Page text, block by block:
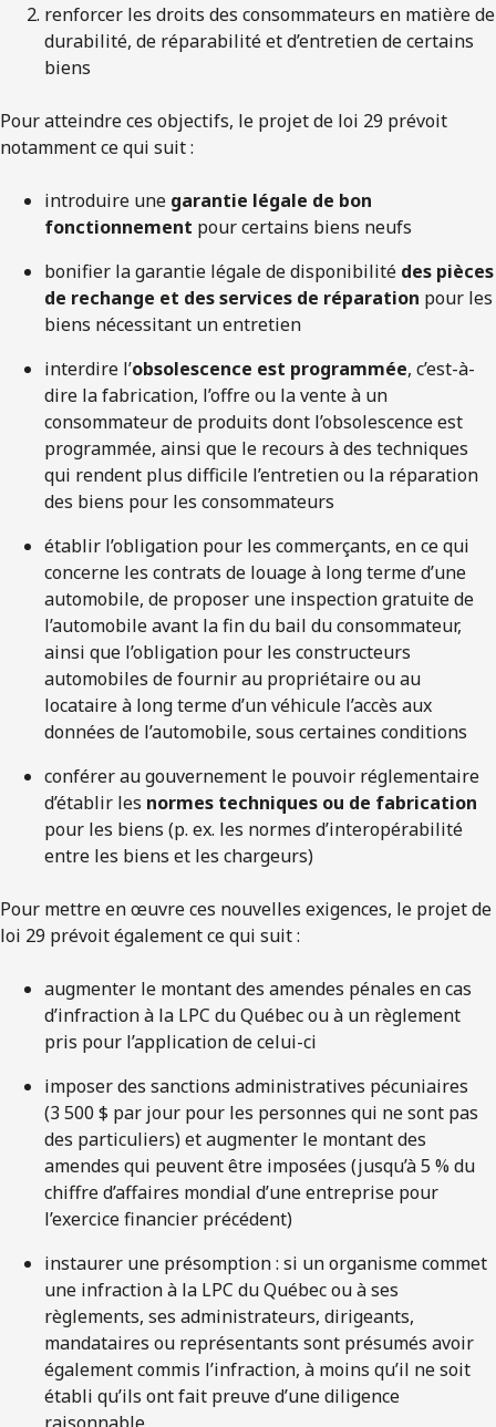
renforcer les droits des consommateurs en matière de
durabilité, de réparabilité et d’entretien de certains
biens
Pour atteindre ces objectifs, le projet de loi 29 prévoit
notamment ce qui suit :
introduire une garantie légale de bon
fonctionnement pour certains biens neufs
bonifier la garantie légale de disponibilité des pièces
de rechange et des services de réparation pour les
biens nécessitant un entretien
interdire l’obsolescence est programmée, c’est-à-
dire la fabrication, l’offre ou la vente à un
consommateur de produits dont l’obsolescence est
programmée, ainsi que le recours à des techniques
qui rendent plus difficile l’entretien ou la réparation
des biens pour les consommateurs
établir l’obligation pour les commerçants, en ce qui
concerne les contrats de louage à long terme d’une
automobile, de proposer une inspection gratuite de
l’automobile avant la fin du bail du consommateur,
ainsi que l’obligation pour les constructeurs
automobiles de fournir au propriétaire ou au
locataire à long terme d’un véhicule l’accès aux
données de l’automobile, sous certaines conditions
conférer au gouvernement le pouvoir réglementaire
d’établir les normes techniques ou de fabrication
pour les biens (p. ex. les normes d’interopérabilité
entre les biens et les chargeurs)
Pour mettre en œuvre ces nouvelles exigences, le projet de
loi 29 prévoit également ce qui suit :
augmenter le montant des amendes pénales en cas
d’infraction à la LPC du Québec ou à un règlement
pris pour l’application de celui-ci
imposer des sanctions administratives pécuniaires
(3 500 $ par jour pour les personnes qui ne sont pas
des particuliers) et augmenter le montant des
amendes qui peuvent être imposées (jusqu’à 5 % du
chiffre d’affaires mondial d’une entreprise pour
l’exercice financier précédent)
instaurer une présomption : si un organisme commet
une infraction à la LPC du Québec ou à ses
règlements, ses administrateurs, dirigeants,
mandataires ou représentants sont présumés avoir
également commis l’infraction, à moins qu’il ne soit
établi qu’ils ont fait preuve d’une diligence